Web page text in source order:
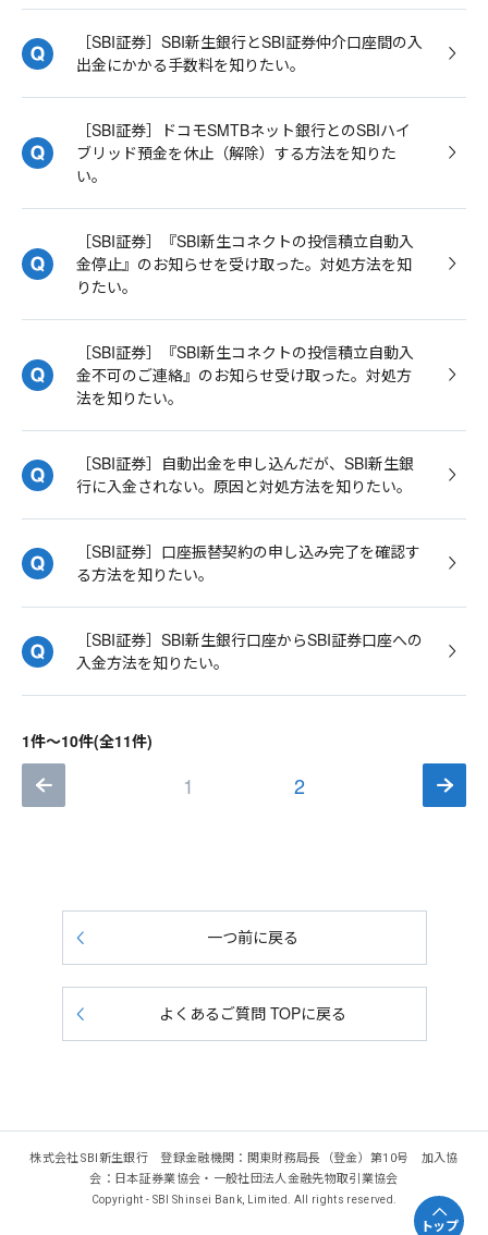
［SBI証券］SBI新生銀行とSBI証券仲介口座間の入
出金にかかる手数料を知りたい。
［SBI証券］ドコモSMTBネット銀行とのSBIハイ
ブリッド預金を休止（解除）する方法を知りた
い。
［SBI証券］『SBI新生コネクトの投信積立自動入
金停止』のお知らせを受け取った。対処方法を知
りたい。
［SBI証券］『SBI新生コネクトの投信積立自動入
金不可のご連絡』のお知らせ受け取った。対処方
法を知りたい。
［SBI証券］自動出金を申し込んだが、SBI新生銀
行に入金されない。原因と対処方法を知りたい。
［SBI証券］口座振替契約の申し込み完了を確認す
る方法を知りたい。
［SBI証券］SBI新生銀行口座からSBI証券口座への
入金方法を知りたい。
1件～10件(全11件)
1 2
一つ前に戻る
よくあるご質問 TOPに戻る
株式会社SBI新生銀行 登録金融機関：関東財務局長（登金）第10号 加入協
会：日本証券業協会・一般社団法人金融先物取引業協会
Copyright - SBI Shinsei Bank, Limited. All rights reserved.
トップ